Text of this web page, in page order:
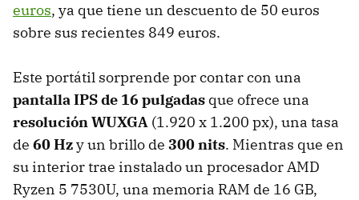
euros, ya que tiene un descuento de 50 euros
sobre sus recientes 849 euros.
Este portátil sorprende por contar con una
pantalla IPS de 16 pulgadas que ofrece una
resolución WUXGA (1.920 x 1.200 px), una tasa
de 60 Hzy un brillo de 300 nits. Mientras que en
su interior trae instalado un procesador AMD
Ryzen 5 7530U, una memoria RAM de 16 GB,